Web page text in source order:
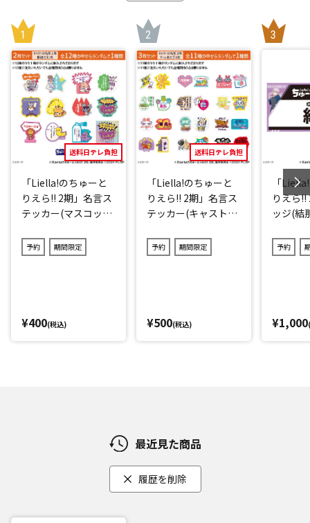
送料日テレ負担
「Liella!のちゅーと
りえら!! 2期」名言ス
テッカー(マスコット
(ランダム12種)
予約 期間限定
¥400(税込)
送料日テレ負担
「Liella!のちゅーと
りえら!! 2期」名言ス
テッカー(キャストve
ム11種)
予約 期間限定
¥500(税込)
「
りえら
ッジ(結
予約
¥1,000
最近見た商品
履歴を削除